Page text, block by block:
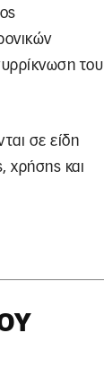
του
σε είδη
χρήσης και